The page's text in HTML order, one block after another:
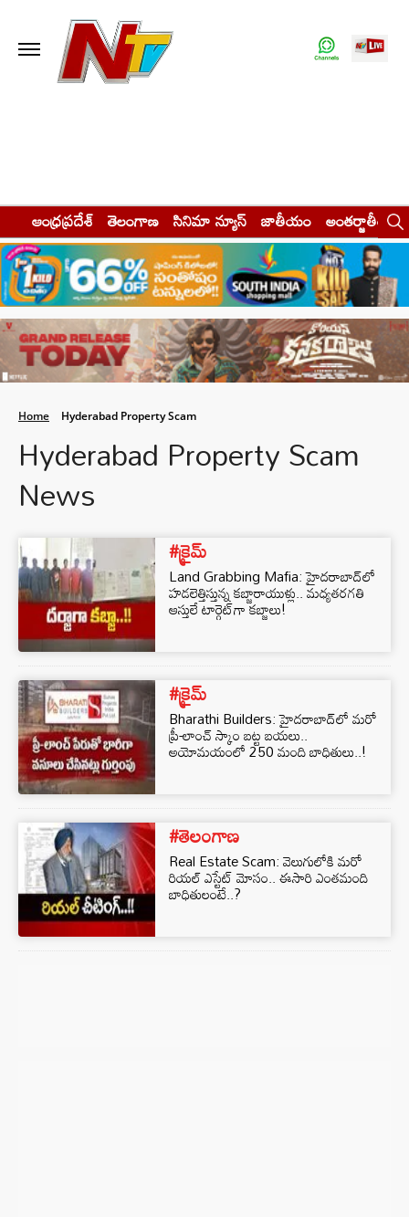
ఆంధ్రప్రదేశ్ తెలంగాణ సినిమా న్యూస్ జాతీయం అంతర్జాతీయం
Home Hyderabad Property Scam
Hyderabad Property Scam
News
#క్రైమ్
Land Grabbing Mafia: హైదరాబాద్‌లో
హడలెత్తిస్తున్న కబ్జారాయుళ్లు.. మధ్యతరగతి
ఆస్తులే టార్గెట్‌గా కబ్జాలు!
#క్రైమ్
Bharathi Builders: హైదరాబాద్‌లో మరో
ప్రీ-లాంచ్ స్కాం బట్ట బయలు..
అయోమయంలో 250 మంది బాధితులు..!
#తెలంగాణ
Real Estate Scam: వెలుగులోకి మరో
రియల్ ఎస్టేట్ మోసం.. ఈసారి ఎంతమంది
బాధితులంటే..?